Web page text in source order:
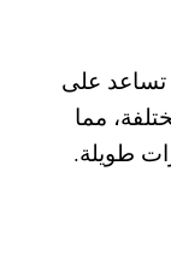
تساعد على
مما
طويلة.